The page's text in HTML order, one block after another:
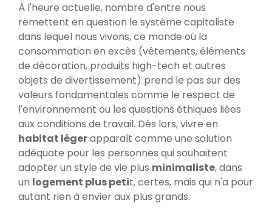
À l'heure actuelle, nombre d'entre nous
remettent en question le système capitaliste
dans lequel nous vivons, ce monde où la
consommation en excès (vêtements, éléments
de décoration, produits high-tech et autres
objets de divertissement) prend le pas sur des
valeurs fondamentales comme le respect de
l'environnement ou les questions éthiques liées
aux conditions de travail. Dès lors, vivre en
habitat légerapparaît comme une solution
adéquate pour les personnes qui souhaitent
adopter un style de vie plus minimaliste, dans
un logement plus petit, certes, mais qui n'a pour
autant rien à envier aux plus grands.